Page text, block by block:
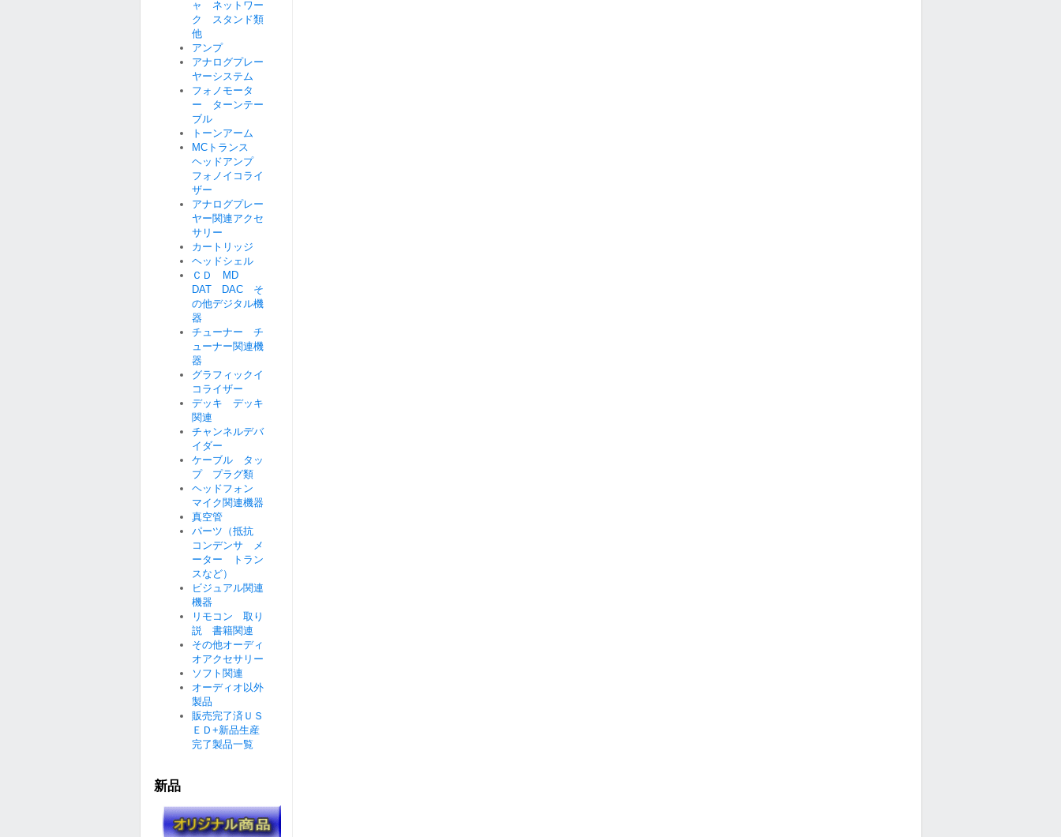
ャ ネットワー
ク スタンド類
他
アンプ
アナログプレー
ヤーシステム
フォノモータ
ー ターンテー
ブル
トーンアーム
MCトランス
ヘッドアンプ
フォノイコライ
ザー
アナログプレー
ヤー関連アクセ
サリー
カートリッジ
ヘッドシェル
ＣＤ MD
DAT DAC そ
の他デジタル機
器
チューナー チ
ューナー関連機
器
グラフィックイ
コライザー
デッキ デッキ
関連
チャンネルデバ
イダー
ケーブル タッ
プ プラグ類
ヘッドフォン
マイク関連機器
真空管
パーツ（抵抗
コンデンサ メ
ーター トラン
スなど）
ビジュアル関連
機器
リモコン 取り
説 書籍関連
その他オーディ
オアクセサリー
ソフト関連
オーディオ以外
製品
販売完了済ＵＳ
ＥＤ+新品生産
完了製品一覧
新品